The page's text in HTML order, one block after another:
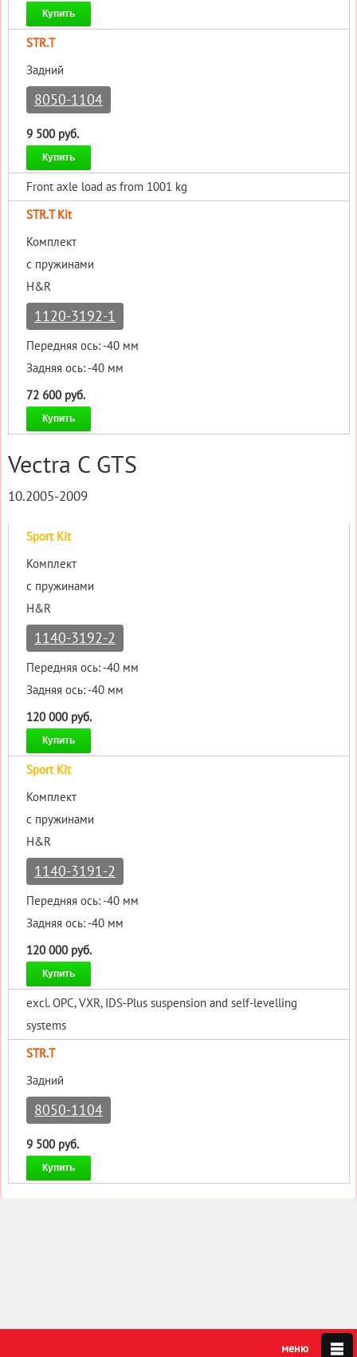
Купить
STR.T
Задний
8050-1104
9 500 руб.
Купить
Front axle load as from 1001 kg
STR.T Kit
Комплект
с пружинами
H&R
1120-3192-1
Передняя ось: -40 мм
Задняя ось: -40 мм
72 600 руб.
Купить
Vectra C GTS
10.2005-2009
Sport Kit
Комплект
с пружинами
H&R
1140-3192-2
Передняя ось: -40 мм
Задняя ось: -40 мм
120 000 руб.
Купить
Sport Kit
Комплект
с пружинами
H&R
1140-3191-2
Передняя ось: -40 мм
Задняя ось: -40 мм
120 000 руб.
Купить
excl. OPC, VXR, IDS-Plus suspension and self-levelling
systems
STR.T
Задний
8050-1104
9 500 руб.
Купить